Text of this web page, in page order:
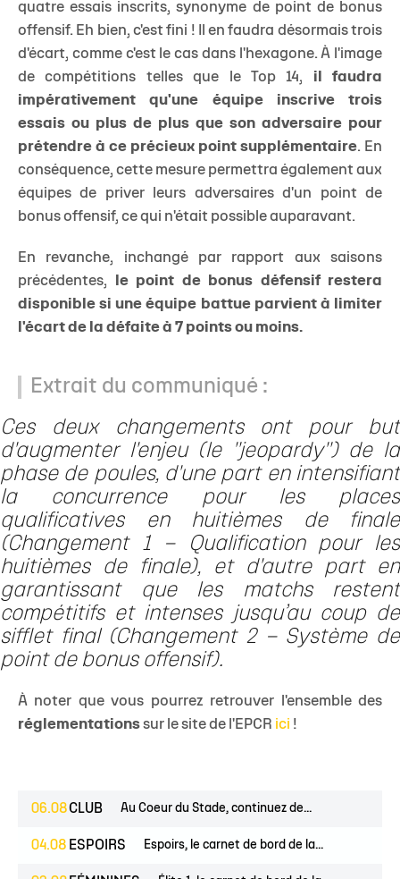
quatre essais inscrits, synonyme de point de bonus
offensif. Eh bien, c'est fini ! Il en faudra désormais trois
d'écart, comme c'est le cas dans l'hexagone. À l'image
de compétitions telles que le Top 14, il faudra
impérativement qu'une équipe inscrive trois
essais ou plus de plus que son adversaire pour
prétendre à ce précieux point supplémentaire. En
conséquence, cette mesure permettra également aux
équipes de priver leurs adversaires d'un point de
bonus offensif, ce qui n'était possible auparavant.
En revanche, inchangé par rapport aux saisons
précédentes,
le point de bonus défensif restera
disponible si une équipe battue parvient à limiter
l'écart de la défaite à 7 points ou moins.
Extrait du communiqué :
Ces deux changements ont pour but
d'augmenter l'enjeu (le "jeopardy") de la
phase de poules, d'une part en intensifiant
la concurrence pour les places
qualificatives en huitièmes de finale
(Changement 1 – Qualification pour les
huitièmes de finale), et d'autre part en
garantissant que les matchs restent
compétitifs et intenses jusqu’au coup de
sifflet final (Changement 2 – Système de
point de bonus offensif).
À noter que vous pourrez retrouver l'ensemble des
réglementations sur le site de l'EPCR ici !
06.08CLUB Au Coeur du Stade, continuez de...
04.08 ESPOIRS Espoirs, le carnet de bord de la...